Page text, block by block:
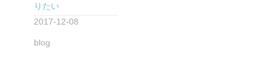
りたい
2017-12-08
blog